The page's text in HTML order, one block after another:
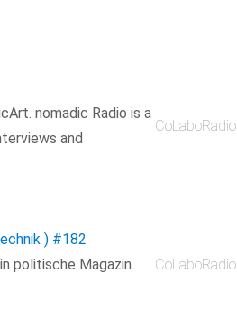
nomadic Radio is a
and
CoLaboRadio
) #182
politische Magazin
CoLaboRadio